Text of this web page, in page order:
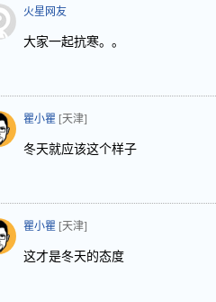
火星网友
大家一起抗寒。。
瞿小瞿 [天津]
冬天就应该这个样子
瞿小瞿 [天津]
这才是冬天的态度